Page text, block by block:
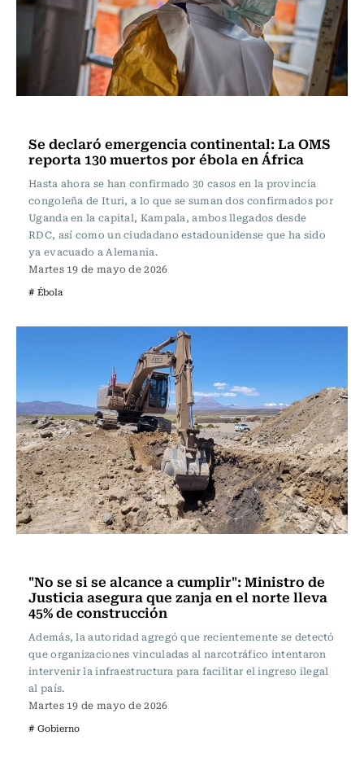
Se declaró emergencia continental: La OMS
reporta 130 muertos por ébola en África
Hasta ahora se han confirmado 30 casos en la provincia
congoleña de Ituri, a lo que se suman dos confirmados por
Uganda en la capital, Kampala, ambos llegados desde
RDC, así como un ciudadano estadounidense que ha sido
ya evacuado a Alemania.
Martes 19 de mayo de 2026
# Ébola
"No se si se alcance a cumplir": Ministro de
Justicia asegura que zanja en el norte lleva
45% de construcción
Además, la autoridad agregó que recientemente se detectó
que organizaciones vinculadas al narcotráfico intentaron
intervenir la infraestructura para facilitar el ingreso ilegal
al país.
Martes 19 de mayo de 2026
# Gobierno